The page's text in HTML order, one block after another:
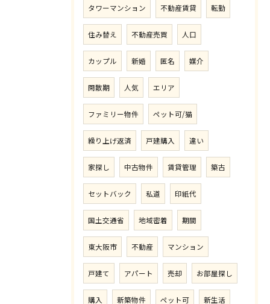
タワーマンション 不動産賃貸 転勤
住み替え 不動産売買 人口
カップル 新婚 匿名 媒介
閑散期 人気 エリア
ファミリー物件 ペット可/猫
繰り上げ返済 戸建購入 違い
家探し 中古物件 賃貸管理 築古
セットバック 私道 印紙代
国土交通省 地域密着 期間
東大阪市 不動産 マンション
戸建て アパート 売却 お部屋探し
購入 新築物件 ペット可 新生活